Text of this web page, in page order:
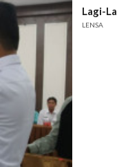
Lagi-
LENSA